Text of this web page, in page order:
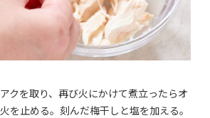
クを取り、再び火にかけて煮立ったらオ
を止める。刻んだ梅干しと塩を加える。